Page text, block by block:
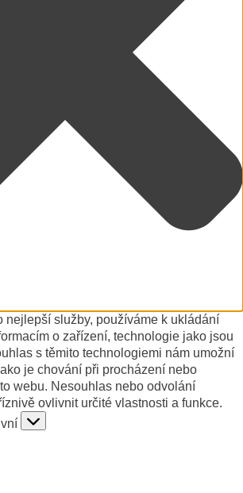
nejlepší služby, používáme k ukládání
o zařízení, technologie jako jsou
s těmito technologiemi nám umožní
je chování při procházení nebo
webu. Nesouhlas nebo odvolání
ovlivnit určité vlastnosti a funkce.